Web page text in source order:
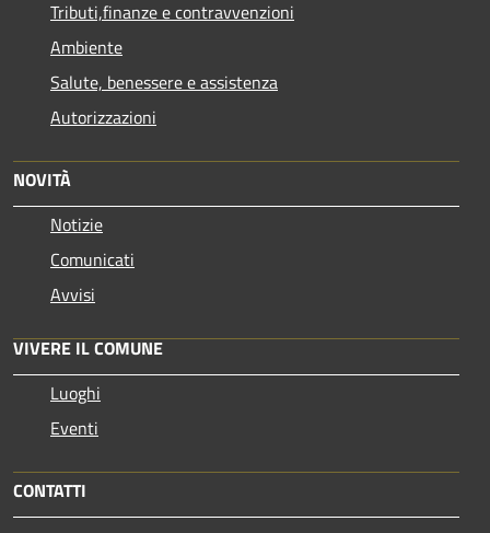
Tributi,finanze e contravvenzioni
Ambiente
Salute, benessere e assistenza
Autorizzazioni
NOVITÀ
Notizie
Comunicati
Avvisi
VIVERE IL COMUNE
Luoghi
Eventi
CONTATTI